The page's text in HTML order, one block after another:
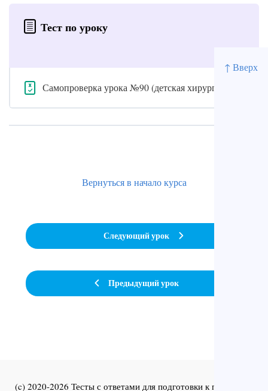
↑ Вверх
Тест по уроку
Самопроверка урока №90 (детская хирургия)
Предыдущий урок
Вернуться в начало курса
Следующий урок
(c) 2020-2026 Тесты с ответами для подготовки к первичной